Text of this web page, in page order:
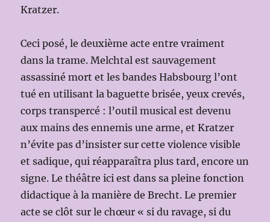
Kratzer.
Ceci posé, le deuxième acte entre vraiment
dans la trame. Melchtal est sauvagement
assassiné mort et les bandes Habsbourg l’ont
tué en utilisant la baguette brisée, yeux crevés,
corps transpercé : l’outil musical est devenu
aux mains des ennemis une arme, et Kratzer
n’évite pas d’insister sur cette violence visible
et sadique, qui réapparaîtra plus tard, encore un
signe. Le théâtre ici est dans sa pleine fonction
didactique à la manière de Brecht. Le premier
acte se clôt sur le chœur « si du ravage, si du